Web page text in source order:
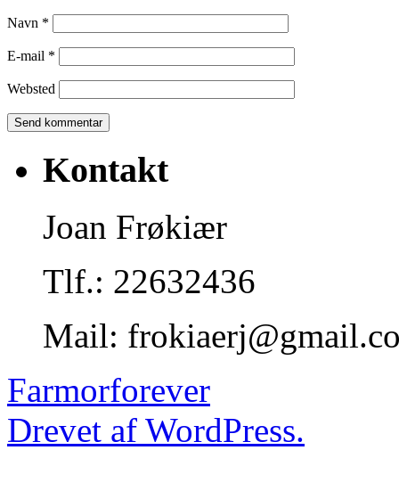
Navn *
E-mail *
Websted
Kontakt
Joan Frøkiær
Tlf.: 22632436
Mail:
Farmorforever
Drevet af WordPress.